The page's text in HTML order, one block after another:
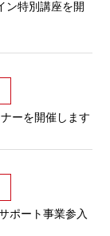
ン特別講座を開
ーを開催します
ポート事業参入